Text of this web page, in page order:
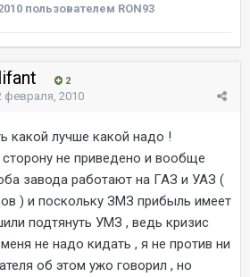
пользователем RON93
2
февраля, 2010
какой лучше какой надо !
не приведено и вообще
завода работают на ГАЗ и УАЗ (
) и поскольку ЗМЗ прибыль имеет
подтянуть УМЗ , ведь кризис
не надо кидать , я не против ни
об этом ужо говорил , но